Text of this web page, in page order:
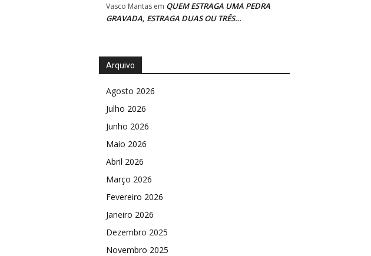
Vasco Mantas em QUEM ESTRAGA UMA PEDRA
GRAVADA, ESTRAGA DUAS OU TRÊS…
Arquivo
Agosto 2026
Julho 2026
Junho 2026
Maio 2026
Abril 2026
Março 2026
Fevereiro 2026
Janeiro 2026
Dezembro 2025
Novembro 2025